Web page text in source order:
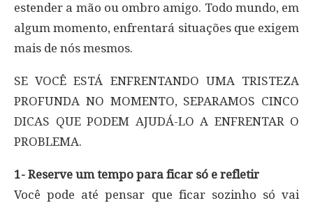
estender a mão ou ombro amigo. Todo mundo, em
algum momento, enfrentará situações que exigem
mais de nós mesmos.
SE VOCÊ ESTÁ ENFRENTANDO UMA TRISTEZA
PROFUNDA NO MOMENTO, SEPARAMOS CINCO
DICAS QUE PODEM AJUDÁ-LO A ENFRENTAR O
PROBLEMA.
1- Reserve um tempo para ficar só e refletir
Você pode até pensar que ficar sozinho só vai